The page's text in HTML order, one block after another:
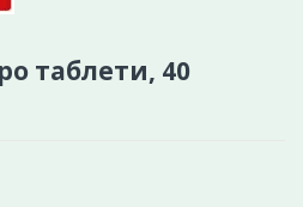
таблети, 40